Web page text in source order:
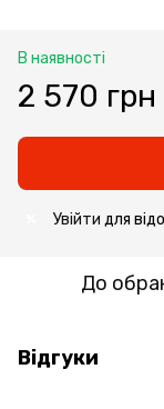
В наявності
2 570 грн
Увійти для
До
Відгуки